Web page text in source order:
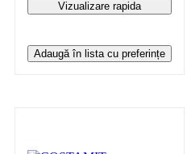
Vizualizare rapida
Adaugă în lista cu preferințe